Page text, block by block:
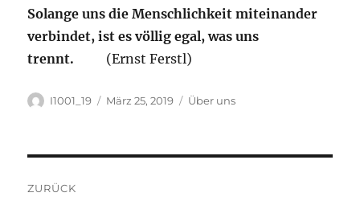
Solange uns die Menschlichkeit miteinander
verbindet, ist es völlig egal, was uns
trennt.
(Ernst Ferstl)
Autor
I1001_19
Veröffentlicht
März 25, 2019 Kategorien
Über uns
ZURÜCK